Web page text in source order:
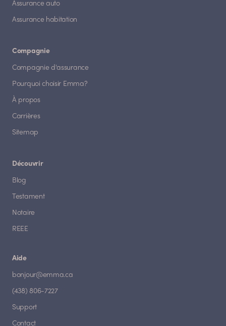
Assurance auto
Assurance habitation
Compagnie
Compagnie d'assurance
Pourquoi choisir Emma?
À propos
Carrières
Sitemap
Découvrir
Blog
Testament
Notaire
REEE
Aide
bonjour@emma.ca
(438) 806-7227
Support
Contact